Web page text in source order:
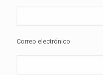
Correo electrónico